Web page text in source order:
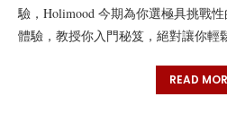
驗，Holimood 今期為你選極具挑戰
體驗，教授你入門秘笈，絕對讓你輕
READ